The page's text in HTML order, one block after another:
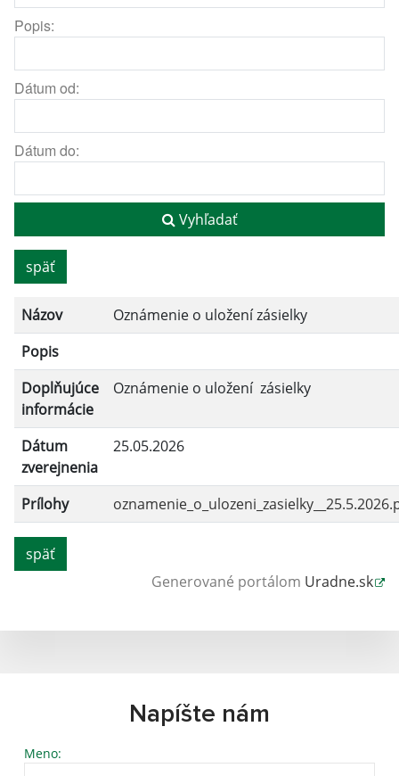
Popis:
Dátum od:
Dátum do:
Vyhľadať
späť
Názov
Oznámenie o uložení zásielky
Popis
Doplňujúce
informácie
Oznámenie o uložení zásielky
Dátum
zverejnenia
25.05.2026
Prílohy
späť
Generované portálom Uradne.sk
Napíšte nám
Meno: